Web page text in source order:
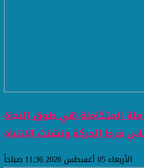
المتكاملة هي طوق النجاة
فرط الحركة وتشتت الانتباه
الأربعاء 05 أغسطس 2026 11:36 صباحاً